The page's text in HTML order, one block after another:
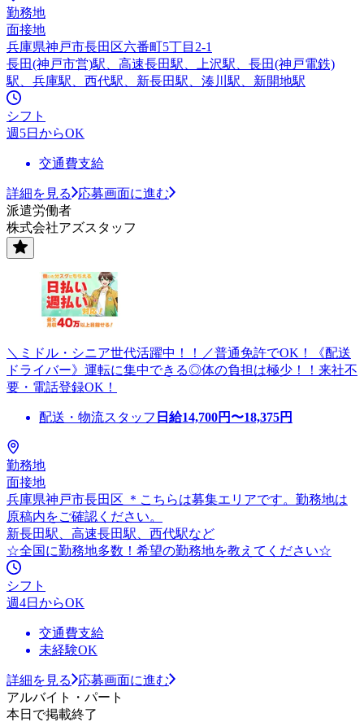
勤務地
面接地
兵庫県神戸市長田区六番町5丁目2-1
長田(神戸市営)駅、高速長田駅、上沢駅、長田(神戸電鉄)
駅、兵庫駅、西代駅、新長田駅、湊川駅、新開地駅
シフト
週5日からOK
交通費支給
詳細を見る
応募画面に進む
派遣労働者
株式会社アズスタッフ
＼ミドル・シニア世代活躍中！！／普通免許でOK！《配送
ドライバー》運転に集中できる◎体の負担は極少！！来社不
要・電話登録OK！
配送・物流スタッフ 日給14,700円〜18,375円
勤務地
面接地
兵庫県神戸市長田区 ＊こちらは募集エリアです。勤務地は
原稿内をご確認ください。
新長田駅、高速長田駅、西代駅など
☆全国に勤務地多数！希望の勤務地を教えてください☆
シフト
週4日からOK
交通費支給
未経験OK
詳細を見る
応募画面に進む
アルバイト・パート
本日で掲載終了